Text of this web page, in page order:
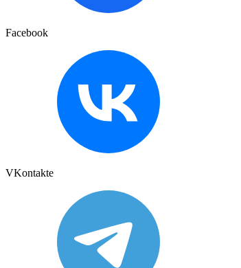
Facebook
VKontakte